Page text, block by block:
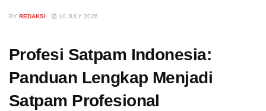
BY REDAKSI 10 JULY 2026
Profesi Satpam Indonesia:
Panduan Lengkap Menjadi
Satpam Profesional